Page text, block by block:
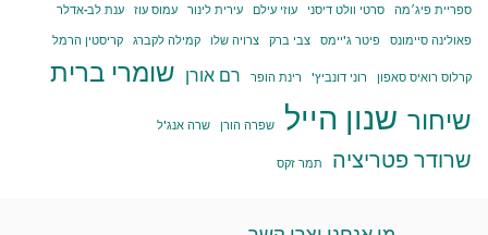
ספריית פיג׳מה
סרטי וולט דיסני עוזי עילם עירית לינור עמוס עוז
ענת לב-אדלר
פאולינה סיימונס
פיטר ג'יימס צבי ברק צרויה שלו קמילה לקברג קריסטין הרמל
קרלוס רואיס סאפון רוני דונביץ' רינת הופר רם אורן שומרי ברית
שיחור שנון הייל שפרה הורן שרה אנג'ל
שרודר פטריציה תמר זקס